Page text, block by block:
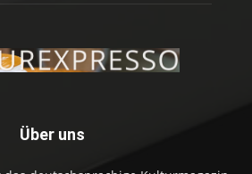
Über uns